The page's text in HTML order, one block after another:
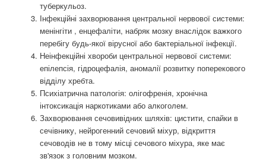
туберкульоз.
Інфекційні захворювання центральної нервової системи:
менінгіти , енцефаліти, набряк мозку внаслідок важкого
перебігу будь-якої вірусної або бактеріальної інфекції.
Неінфекційні хвороби центральної нервової системи:
епілепсія, гідроцефалія, аномалії розвитку поперекового
відділу хребта.
Психіатрична патологія: олігофренія, хронічна
інтоксикація наркотиками або алкоголем.
Захворювання сечовивідних шляхів: цистити, спайки в
сечівнику, нейрогенний сечовий міхур, відкриття
сечоводів не в тому місці сечового міхура, яке має
зв'язок з головним мозком.